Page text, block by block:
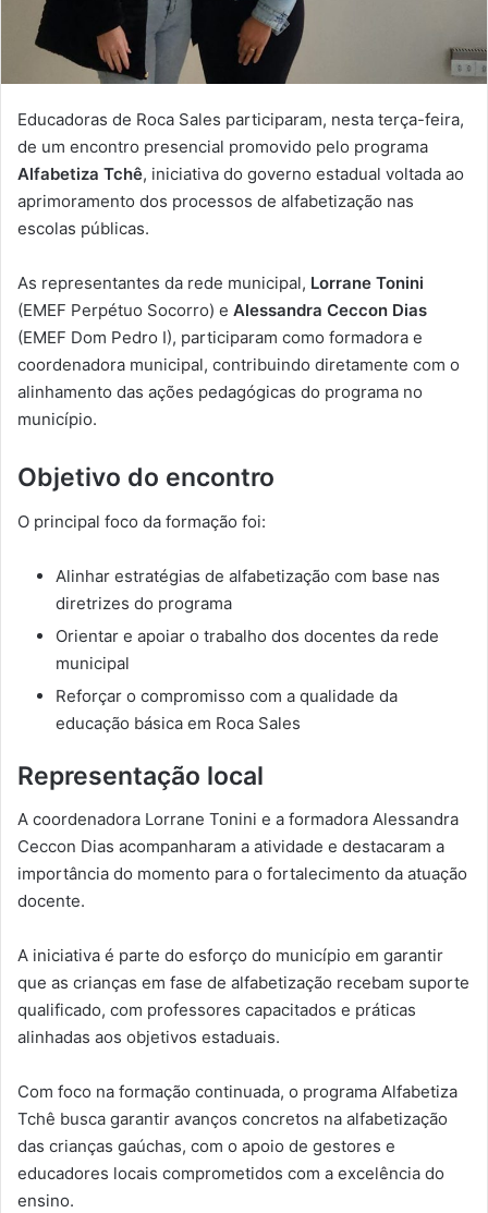
Educadoras de Roca Sales participaram, nesta terça-feira,
de um encontro presencial promovido pelo programa
Alfabetiza Tchê, iniciativa do governo estadual voltada ao
aprimoramento dos processos de alfabetização nas
escolas públicas.
As representantes da rede municipal, Lorrane Tonini
(EMEF Perpétuo Socorro) e Alessandra Ceccon Dias
(EMEF Dom Pedro I), participaram como formadora e
coordenadora municipal, contribuindo diretamente com o
alinhamento das ações pedagógicas do programa no
município.
Objetivo do encontro
O principal foco da formação foi:
Alinhar estratégias de alfabetização com base nas
diretrizes do programa
Orientar e apoiar o trabalho dos docentes da rede
municipal
Reforçar o compromisso com a qualidade da
educação básica em Roca Sales
Representação local
A coordenadora Lorrane Tonini e a formadora Alessandra
Ceccon Dias acompanharam a atividade e destacaram a
importância do momento para o fortalecimento da atuação
docente.
A iniciativa é parte do esforço do município em garantir
que as crianças em fase de alfabetização recebam suporte
qualificado, com professores capacitados e práticas
alinhadas aos objetivos estaduais.
Com foco na formação continuada, o programa Alfabetiza
Tchê busca garantir avanços concretos na alfabetização
das crianças gaúchas, com o apoio de gestores e
educadores locais comprometidos com a excelência do
ensino.